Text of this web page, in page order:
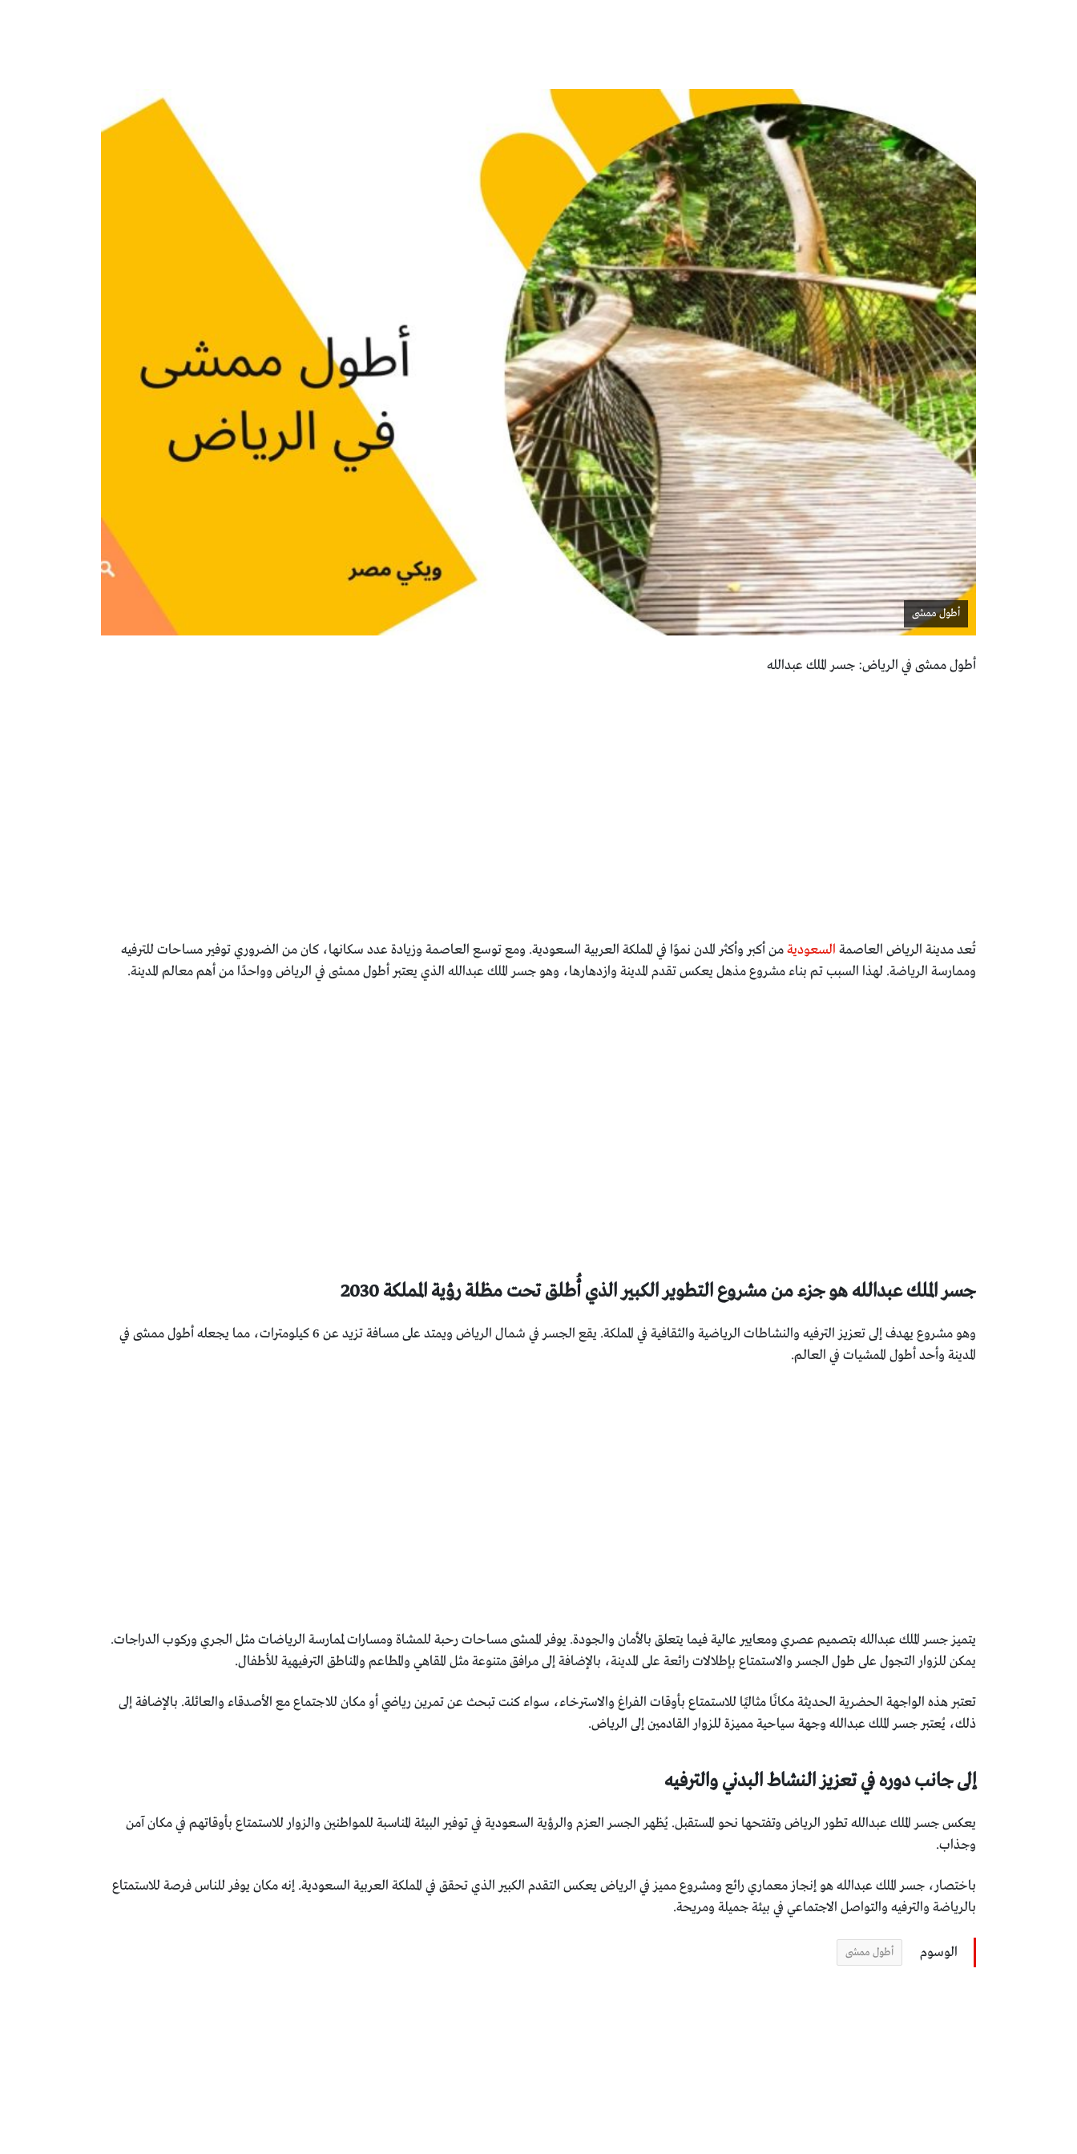
أطول ممشى
أطول ممشى في الرياض: جسر الملك عبدالله
تُعد مدينة الرياض العاصمة السعوديةمن أكبر وأكثر المدن نموًا في المملكة العربية السعودية. ومع توسع العاصمة وزيادة عدد سكانها، كان من الضروري توفير مساحات للترفيه
وممارسة الرياضة. لهذا السبب تم بناء مشروع مذهل يعكس تقدم المدينة وازدهارها، وهو جسر الملك عبدالله الذي يعتبر أطول ممشى في الرياض وواحدًا من أهم معالم المدينة.
جسر الملك عبدالله هو جزء من مشروع التطوير الكبير الذي أُطلق تحت مظلة رؤية المملكة 2030
وهو مشروع يهدف إلى تعزيز الترفيه والنشاطات الرياضية والثقافية في المملكة. يقع الجسر في شمال الرياض ويمتد على مسافة تزيد عن 6 كيلومترات، مما يجعله أطول ممشى في
المدينة وأحد أطول الممشيات في العالم.
يتميز جسر الملك عبدالله بتصميم عصري ومعايير عالية فيما يتعلق بالأمان والجودة. يوفر الممشى مساحات رحبة للمشاة ومسارات لممارسة الرياضات مثل الجري وركوب الدراجات.
يمكن للزوار التجول على طول الجسر والاستمتاع بإطلالات رائعة على المدينة، بالإضافة إلى مرافق متنوعة مثل المقاهي والمطاعم والمناطق الترفيهية للأطفال.
تعتبر هذه الواجهة الحضرية الحديثة مكانًا مثاليًا للاستمتاع بأوقات الفراغ والاسترخاء، سواء كنت تبحث عن تمرين رياضي أو مكان للاجتماع مع الأصدقاء والعائلة. بالإضافة إلى
ذلك، يُعتبر جسر الملك عبدالله وجهة سياحية مميزة للزوار القادمين إلى الرياض.
إلى جانب دوره في تعزيز النشاط البدني والترفيه
يعكس جسر الملك عبدالله تطور الرياض وتفتحها نحو المستقبل. يُظهر الجسر العزم والرؤية السعودية في توفير البيئة المناسبة للمواطنين والزوار للاستمتاع بأوقاتهم في مكان آمن
وجذاب.
باختصار، جسر الملك عبدالله هو إنجاز معماري رائع ومشروع مميز في الرياض يعكس التقدم الكبير الذي تحقق في المملكة العربية السعودية. إنه مكان يوفر للناس فرصة للاستمتاع
بالرياضة والترفيه والتواصل الاجتماعي في بيئة جميلة ومريحة.
الوسوم أطول ممشى